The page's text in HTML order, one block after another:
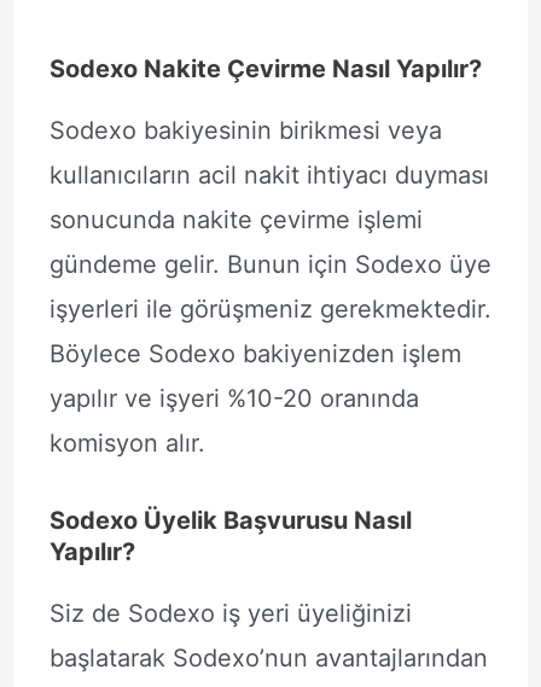
Sodexo Nakite Çevirme Nasıl Yapılır?
Sodexo bakiyesinin birikmesi veya
kullanıcıların acil nakit ihtiyacı duyması
sonucunda nakite çevirme işlemi
gündeme gelir. Bunun için Sodexo üye
işyerleri ile görüşmeniz gerekmektedir.
Böylece Sodexo bakiyenizden işlem
yapılır ve işyeri %10-20 oranında
komisyon alır.
Sodexo Üyelik Başvurusu Nasıl
Yapılır?
Siz de Sodexo iş yeri üyeliğinizi
başlatarak Sodexo’nun avantajlarından